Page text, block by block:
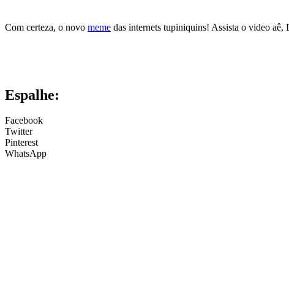
Com certeza, o novo meme das internets tupiniquins! Assista o video aê,
Espalhe:
Facebook
Twitter
Pinterest
WhatsApp